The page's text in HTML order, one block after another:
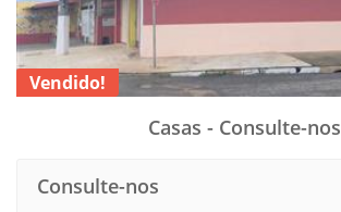
Vendido!
Casas - Consulte-nos
Consulte-nos